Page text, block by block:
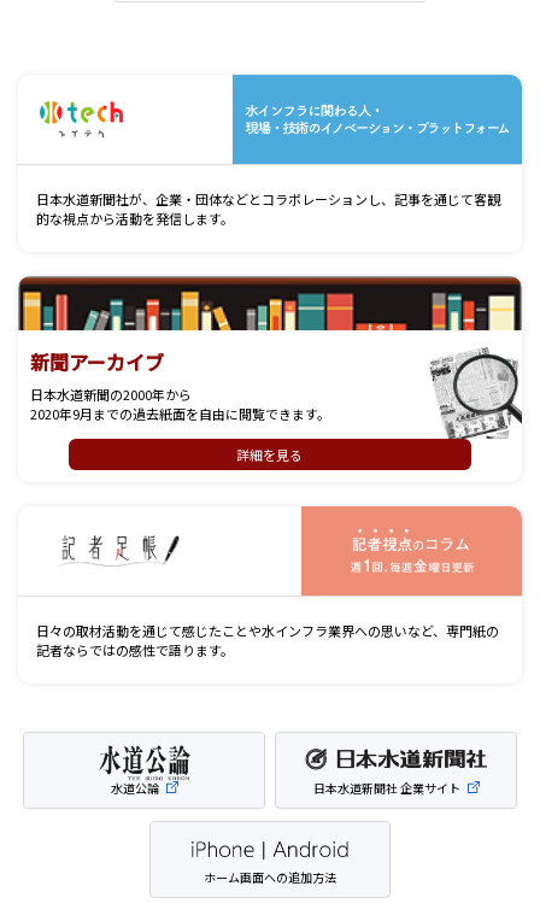
日本水道新聞社が、企業・団体などとコラボレーションし、記事を通じて客観
的な視点から活動を発信します。
新聞アーカイブ
日本水道新聞の2000年から
2020年9月までの過去紙面を自由に閲覧できます。
詳細を見る
日々の取材活動を通じて感じたことや水インフラ業界への思いなど、専門紙の
記者ならではの感性で語ります。
水道公論 日本水道新聞社 企業サイト
ホーム画面への追加方法